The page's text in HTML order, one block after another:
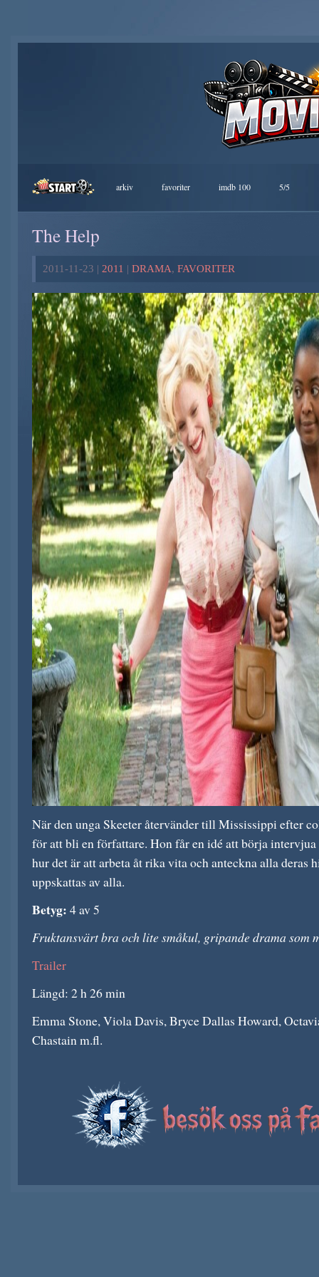
arkiv favoriter imdb 100 5/5
The Help
2011-11-23 | 2011 | DRAMA, FAVORITER
När den unga Skeeter återvänder till Mississippi efter
för att bli en författare. Hon får en idé att börja
hur det är att arbeta åt rika vita och anteckna alla deras
uppskattas av alla.
Betyg: 4 av 5
Fruktansvärt bra och lite småkul, gripande drama som
Trailer
Längd: 2 h 26 min
Emma Stone, Viola Davis, Bryce Dallas Howard,
Chastain m.fl.